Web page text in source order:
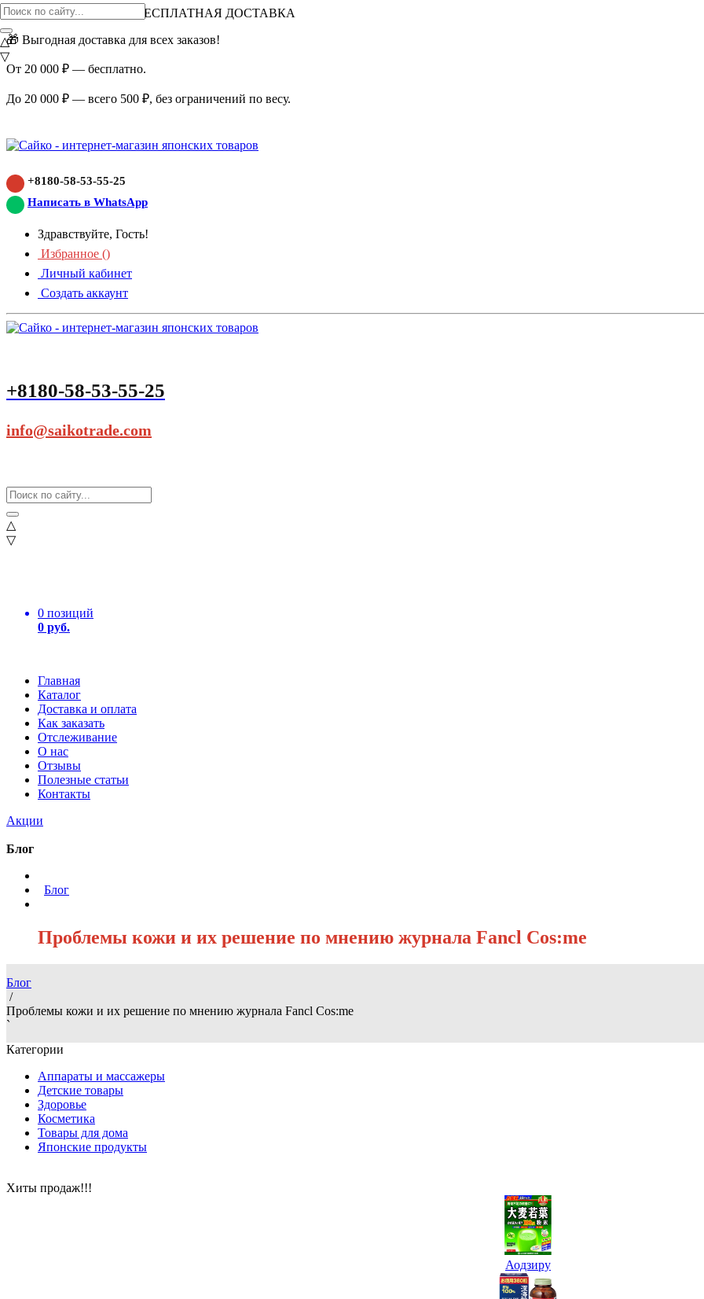
ВНИМАНИЕ АКЦИЯ!
БЕСПЛАТНАЯ ДОСТАВКА
🎁 Выгодная доставка для всех заказов!
От 20 000 ₽ — бесплатно.
До 20 000 ₽ — всего 500 ₽, без ограничений по весу.
+8180-58-53-55-25
Написать в WhatsApp
Здравствуйте, Гость!
Избранное ()
Личный кабинет
Создать аккаунт
+8180-58-53-55-25
info@saikotrade.com
△
▽
0 позиций
0 руб.
Главная
Каталог
Доставка и оплата
Как заказать
Отслеживание
О нас
Отзывы
Полезные статьи
Контакты
Акции
△
▽
Блог
Блог
Проблемы кожи и их решение по мнению журнала Fancl Cos:me
Блог
/
Проблемы кожи и их решение по мнению журнала Fancl Cos:me
`
Категории
Аппараты и массажеры
Детские товары
Здоровье
Косметика
Товары для дома
Японские продукты
Хиты продаж!!!
Аодзиру